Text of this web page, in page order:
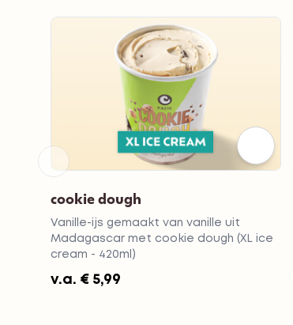
cookie dough
Vanille-ijs gemaakt van vanille uit
Madagascar met cookie dough (XL ice
cream - 420ml)
v.a. € 5,99